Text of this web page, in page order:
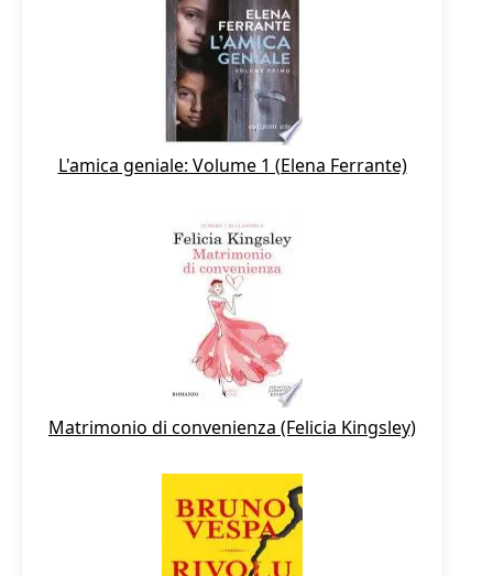
L'amica geniale: Volume 1 (Elena Ferrante)
Matrimonio di convenienza (Felicia Kingsley)